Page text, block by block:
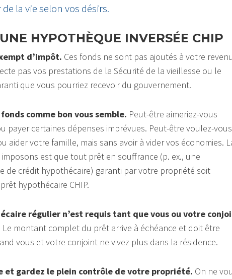
la vie selon vos désirs.
HYPOTHÈQUE INVERSÉE CHIP
d’impôt. Ces fonds ne sont pas ajoutés à votre revenu
pas vos prestations de la Sécurité de la vieillesse ou le
que vous pourriez recevoir du gouvernement.
comme bon vous semble. Peut-être aimeriez-vous
payer certaines dépenses imprévues. Peut-être voulez-vous
aider votre famille, mais sans avoir à vider vos économies.
est que tout prêt en souffrance (p. ex., une
de crédit hypothécaire) garanti par votre propriété soit
hypothécaire CHIP.
régulier n’est requis tant que vous ou votre
Le montant complet du prêt arrive à échéance et doit être
vous et votre conjoint ne vivez plus dans la résidence.
et gardez le plein contrôle de votre propriété. On ne